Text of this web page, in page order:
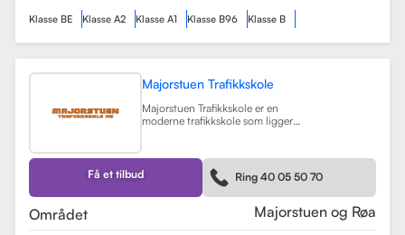
Klasse BE Klasse A2 Klasse A1 Klasse B96 Klasse B
Majorstuen Trafikkskole
Majorstuen Trafikkskole er en
moderne trafikkskole som ligger
etablert i 2015 og har raskt blitt
kjent for sin høye kvalitet på
opplæring. Alle instruktørene er
pedagogisk utdannet fra Nord
Universitet og Met Universitet, noe
som sikrer en profesjonell og trygg
Få et tilbud Ring 40 05 50 70
Området
Majorstuen og Røa